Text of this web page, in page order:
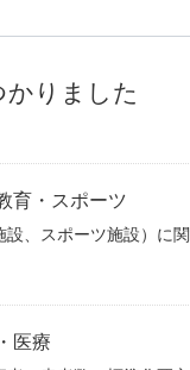
りました
育・スポーツ
、スポーツ施設）に
医療